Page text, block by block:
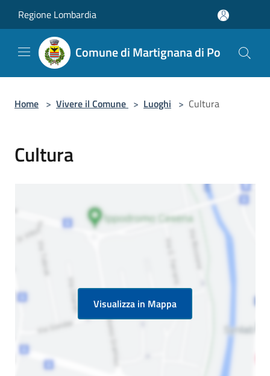
Regione Lombardia
Comune di Martignana di Po
Home > Vivere il Comune > Luoghi > Cultura
Cultura
Visualizza in Mappa